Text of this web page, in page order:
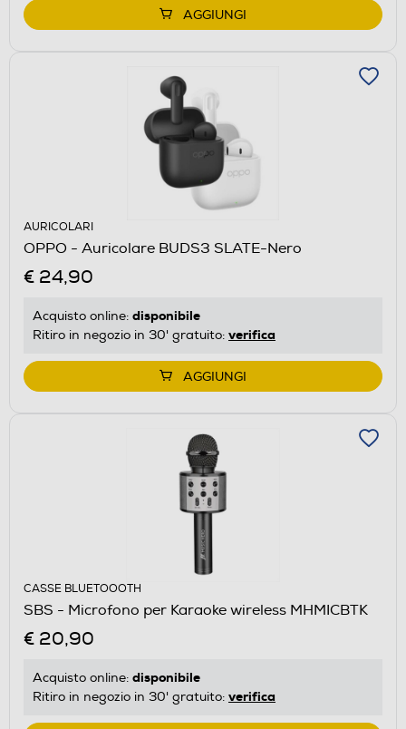
AGGIUNGI
AURICOLARI
OPPO - Auricolare BUDS3 SLATE-Nero
€ 24,90
Acquisto online: disponibile
Ritiro in negozio in 30' gratuito: verifica
AGGIUNGI
CASSE BLUETOOOTH
SBS - Microfono per Karaoke wireless MHMICBTK
€ 20,90
Acquisto online: disponibile
Ritiro in negozio in 30' gratuito: verifica